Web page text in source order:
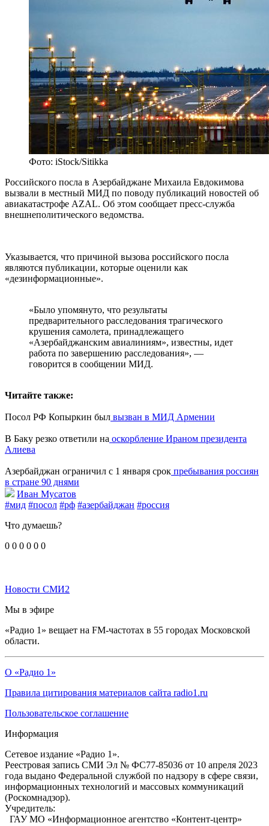
Фото: iStock/Sitikka
Российского посла в Азербайджане Михаила Евдокимова
вызвали в местный МИД по поводу публикаций новостей об
авиакатастрофе AZAL. Об этом сообщает пресс-служба
внешнеполитического ведомства.
Указывается, что причиной вызова российского посла
являются публикации, которые оценили как
«дезинформационные».
«Было упомянуто, что результаты
предварительного расследования трагического
крушения самолета, принадлежащего
«Азербайджанским авиалиниям», известны, идет
работа по завершению расследования», —
говорится в сообщении МИД.
Читайте также:
Посол РФ Копыркин был вызван в МИД Армении
В Баку резко ответили на оскорбление Ираном президента
Алиева
Азербайджан ограничил с 1 января срок пребывания россиян
в стране 90 днями
Иван Мусатов
#мид #посол #рф #азербайджан #россия
Что думаешь?
0 0 0 0 0 0
Новости СМИ2
Мы в эфире
«Радио 1» вещает на FM-частотах в 55 городах Московской
области.
О «Радио 1»
Правила цитирования материалов сайта radio1.ru
Пользовательское соглашение
Информация
Сетевое издание «Радио 1».
Реестровая запись СМИ Эл № ФС77-85036 от 10 апреля 2023
года выдано Федеральной службой по надзору в сфере связи,
информационных технологий и массовых коммуникаций
(Роскомнадзор).
Учредитель:
ГАУ МО «Информационное агентство «Контент-центр»